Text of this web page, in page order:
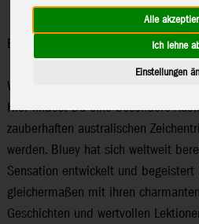
Alle
Ich lehne
Einstellungen
Bluey
Willkommen im faszinierenden
Hier findest Du eine besondere
zauberhaften australischen
werden. Bluey hat sich weltweit
Sensation entwickelt und begeistert
gleichermaßen mit ihren
Geschichten und wertvollen